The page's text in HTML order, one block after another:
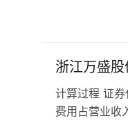
浙江万盛
计算过程 证
费用占营业收